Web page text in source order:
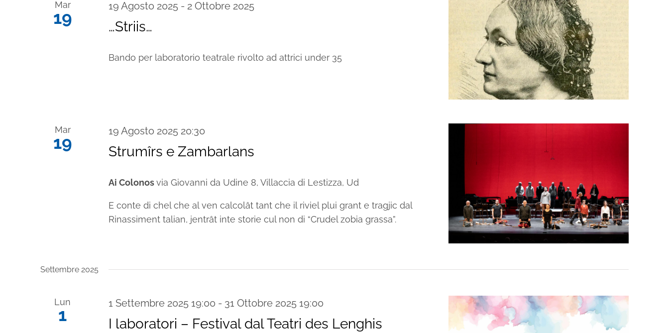
Mar
19
19 Agosto 2025- 2 Ottobre 2025
…Striis…
Bando per laboratorio teatrale rivolto ad attrici under 35
Mar
19
19 Agosto 2025 20:30
Strumîrs e Zambarlans
Ai Colonosvia Giovanni da Udine 8, Villaccia di Lestizza, Ud
E conte di chel che al ven calcolât tant che il riviel plui grant e tragjic dal
Rinassiment talian, jentrât inte storie cul non di “Crudel zobia grassa”.
Settembre 2025
Lun
1
1 Settembre 2025 19:00 - 31 Ottobre 2025 19:00
I laboratori – Festival dal Teatri des Lenghis